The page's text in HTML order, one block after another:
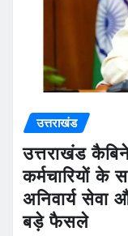
उत्तराखंड
उत्तराखंड
कर्मचारियों के
अनिवार्य
बड़े फैसले